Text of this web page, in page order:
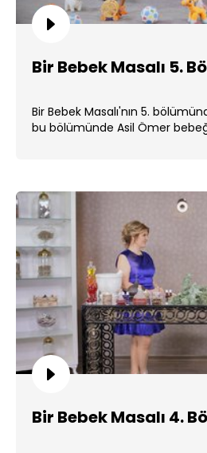
Bir Bebek Masalı 5.
Bir Bebek Masalı'nın 5.
bu bölümünde Asil Ömer
Bir Bebek Masalı 4.